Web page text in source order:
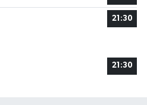
21:30
21:30